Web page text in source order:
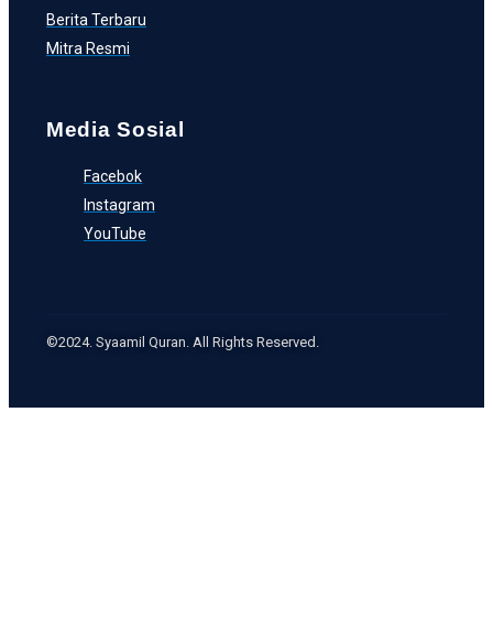
Berita Terbaru
Mitra Resmi
Media Sosial
Facebok
Instagram
YouTube
©2024. Syaamil Quran. All Rights Reserved.